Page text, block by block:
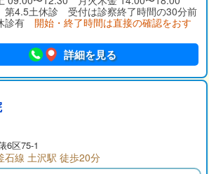
4.5土休診 受付は診察終了時間の30分前
診有 開始・終了時間は直接の確認をおす
詳細を見る
6区75-1
石線 土沢駅 徒歩20分